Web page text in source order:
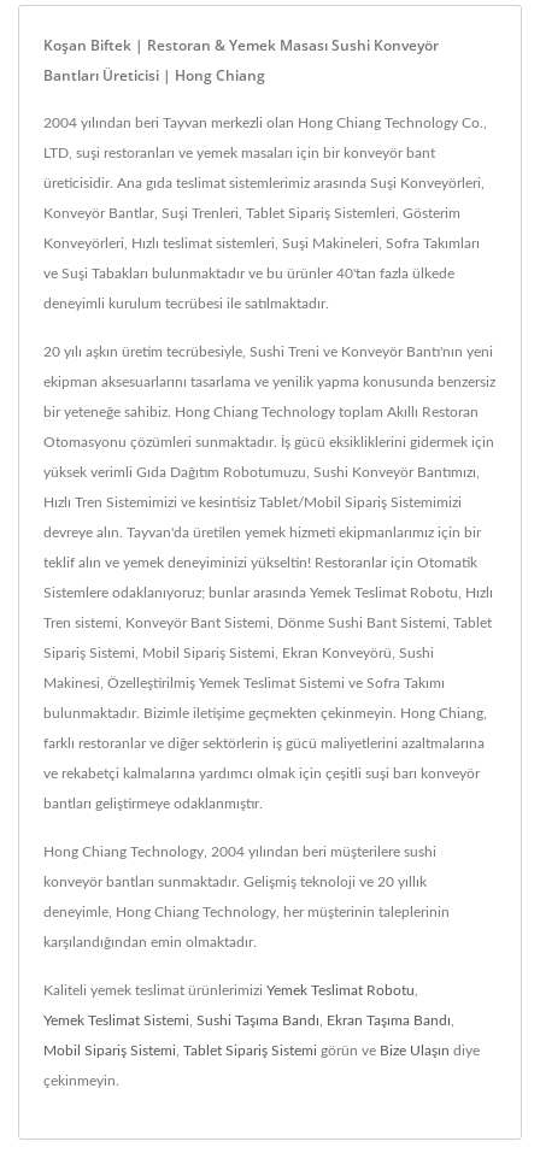
Koşan Biftek | Restoran & Yemek Masası Sushi Konveyör
Bantları Üreticisi | Hong Chiang
2004 yılından beri Tayvan merkezli olan Hong Chiang Technology Co.,
LTD, suşi restoranları ve yemek masaları için bir konveyör bant
üreticisidir. Ana gıda teslimat sistemlerimiz arasında Suşi Konveyörleri,
Konveyör Bantlar, Suşi Trenleri, Tablet Sipariş Sistemleri, Gösterim
Konveyörleri, Hızlı teslimat sistemleri, Suşi Makineleri, Sofra Takımları
ve Suşi Tabakları bulunmaktadır ve bu ürünler 40'tan fazla ülkede
deneyimli kurulum tecrübesi ile satılmaktadır.
20 yılı aşkın üretim tecrübesiyle, Sushi Treni ve Konveyör Bantı'nın yeni
ekipman aksesuarlarını tasarlama ve yenilik yapma konusunda benzersiz
bir yeteneğe sahibiz. Hong Chiang Technology toplam Akıllı Restoran
Otomasyonu çözümleri sunmaktadır. İş gücü eksikliklerini gidermek için
yüksek verimli Gıda Dağıtım Robotumuzu, Sushi Konveyör Bantımızı,
Hızlı Tren Sistemimizi ve kesintisiz Tablet/Mobil Sipariş Sistemimizi
devreye alın. Tayvan'da üretilen yemek hizmeti ekipmanlarımız için bir
teklif alın ve yemek deneyiminizi yükseltin! Restoranlar için Otomatik
Sistemlere odaklanıyoruz; bunlar arasında Yemek Teslimat Robotu, Hızlı
Tren sistemi, Konveyör Bant Sistemi, Dönme Sushi Bant Sistemi, Tablet
Sipariş Sistemi, Mobil Sipariş Sistemi, Ekran Konveyörü, Sushi
Makinesi, Özelleştirilmiş Yemek Teslimat Sistemi ve Sofra Takımı
bulunmaktadır. Bizimle iletişime geçmekten çekinmeyin. Hong Chiang,
farklı restoranlar ve diğer sektörlerin iş gücü maliyetlerini azaltmalarına
ve rekabetçi kalmalarına yardımcı olmak için çeşitli suşi barı konveyör
bantları geliştirmeye odaklanmıştır.
Hong Chiang Technology, 2004 yılından beri müşterilere sushi
konveyör bantları sunmaktadır. Gelişmiş teknoloji ve 20 yıllık
deneyimle, Hong Chiang Technology, her müşterinin taleplerinin
karşılandığından emin olmaktadır.
Kaliteli yemek teslimat ürünlerimizi Yemek Teslimat Robotu
Yemek Teslimat Sistemi Sushi Taşıma Bandı Ekran Taşıma Bandı
Mobil Sipariş Sistemi Tablet Sipariş Sistemi görün ve Bize Ulaşın diye
çekinmeyin.